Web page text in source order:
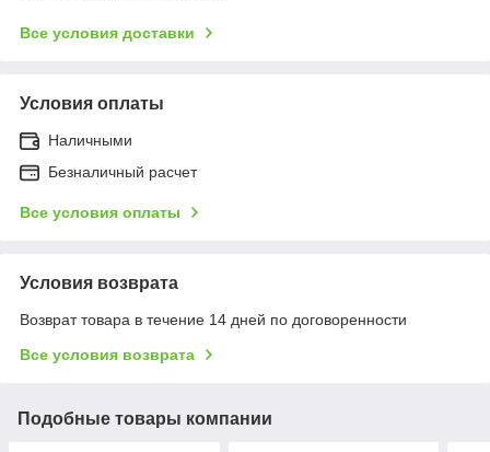
Все условия доставки
Условия оплаты
Наличными
Безналичный расчет
Все условия оплаты
Условия возврата
Возврат товара в течение 14 дней по договоренности
Все условия возврата
Подобные товары компании